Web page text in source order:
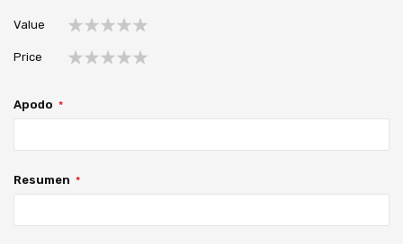
estrella
estrellas
estrellas
estrellas
estrellas
Value
estrella
estrellas
estrellas
estrellas
estrellas
Price
Apodo
Resumen